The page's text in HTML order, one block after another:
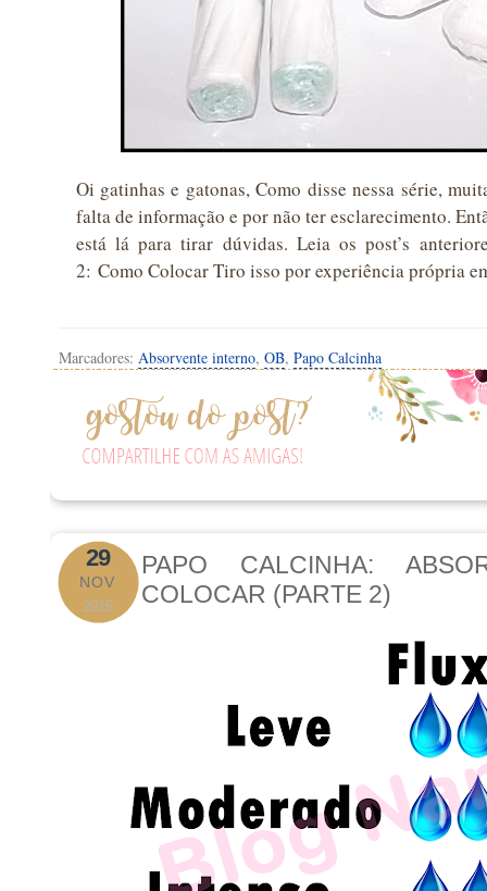
Oi gatinhas e gatonas, Como disse nessa série,
falta de informação e por não ter esclarecimento.
está lá para tirar dúvidas. Leia os post’s
2: Como Colocar Tiro isso por experiência própria
Marcadores: Absorvente interno, OB, Papo Calcinha
29
NOV
2015
PAPO CALCINHA:
COLOCAR (PARTE 2)